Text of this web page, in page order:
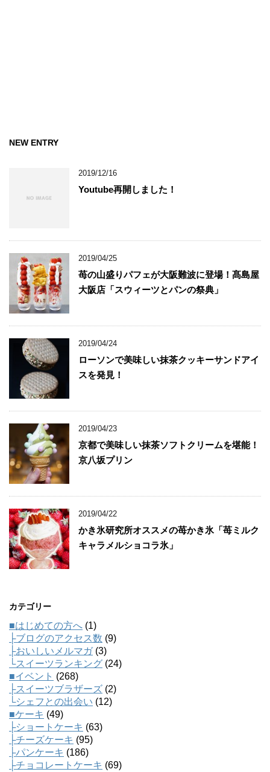
NEW ENTRY
2019/12/16
Youtube再開しました！
2019/04/25
苺の山盛りパフェが大阪難波に登場！髙島屋
大阪店「スウィーツとパンの祭典」
2019/04/24
ローソンで美味しい抹茶クッキーサンドアイ
スを発見！
2019/04/23
京都で美味しい抹茶ソフトクリームを堪能！
京八坂プリン
2019/04/22
かき氷研究所オススメの苺かき氷「苺ミルク
キャラメルショコラ氷」
カテゴリー
■はじめての方へ (1)
├ブログのアクセス数 (9)
├おいしいメルマガ(3)
└スイーツランキング (24)
■イベント (268)
├スイーツブラザーズ (2)
└シェフとの出会い (12)
■ケーキ (49)
├ショートケーキ (63)
├チーズケーキ (95)
├パンケーキ (186)
├チョコレートケーキ (69)